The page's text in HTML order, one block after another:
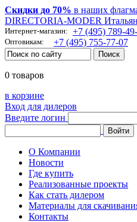
Скидки до 70% в наших
DIRECTORIA-MODER
Интернет-магазин: +7 (495) 789-
Оптовикам: +7 (495) 755-77-07
0 товаров
в корзине
Вход для дилеров
Введите логин
О Компании
Новости
Где купить
Реализованные проекты
Как стать дилером
Материалы для
Контакты